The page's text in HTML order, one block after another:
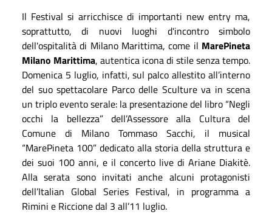
Il Festival si arricchisce di importanti new entry ma,
soprattutto, di nuovi luoghi d'incontro simbolo
dell'ospitalità di Milano Marittima, come il MarePineta
Milano Marittima, autentica icona di stile senza tempo.
Domenica 5 luglio, infatti, sul palco allestito all’interno
del suo spettacolare Parco delle Sculture va in scena
un triplo evento serale: la presentazione del libro “Negli
occhi la bellezza” dell’Assessore alla Cultura del
Comune di Milano Tommaso Sacchi, il musical
“MarePineta 100” dedicato alla storia della struttura e
dei suoi 100 anni, e il concerto live di Ariane Diakitè.
Alla serata sono invitati anche alcuni protagonisti
dell’Italian Global Series Festival, in programma a
Rimini e Riccione dal 3 all’11 luglio.